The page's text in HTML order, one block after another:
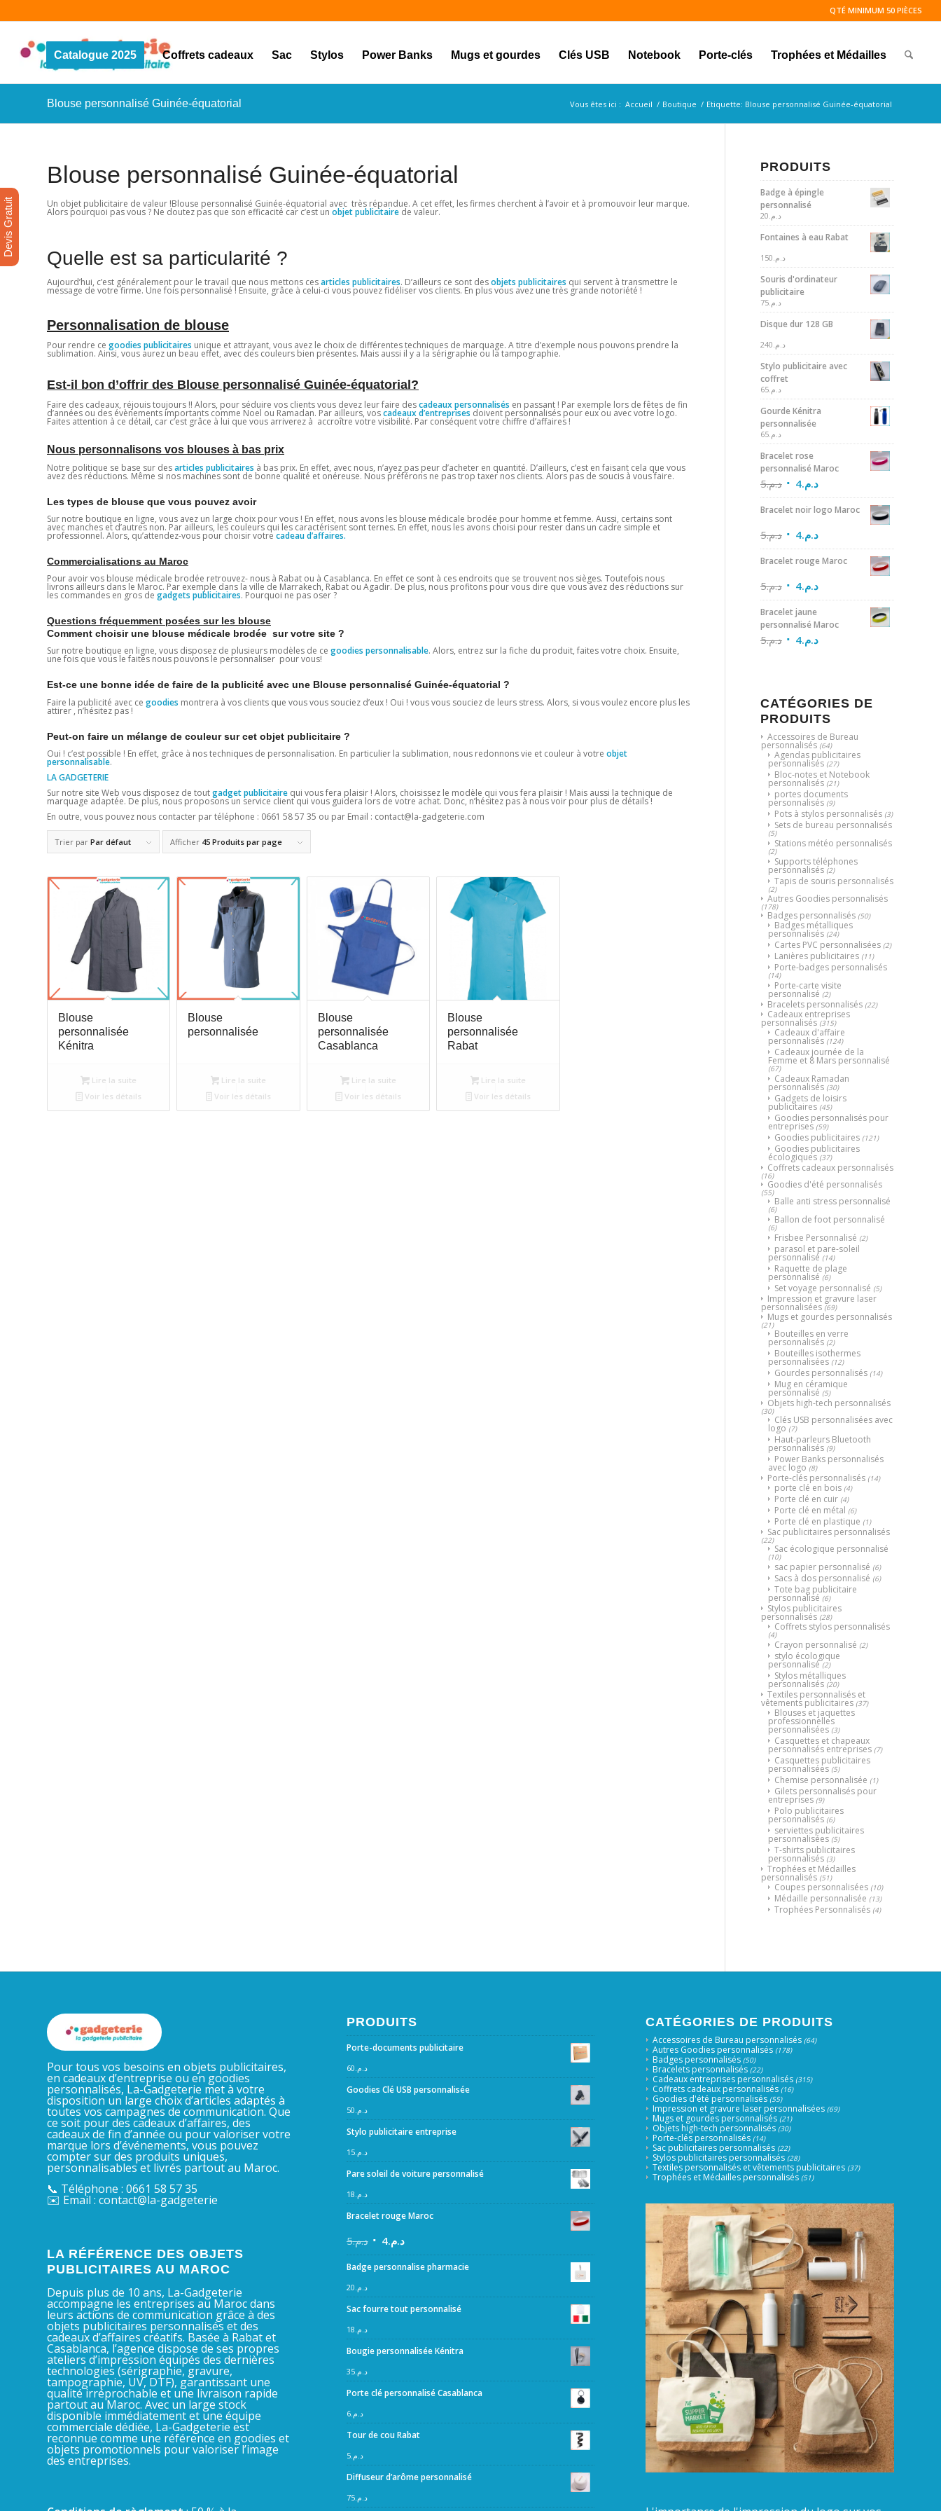
QTÉ MINIMUM 50 PIÈCES
Catalogue 2025 Coffrets cadeaux Sac Stylos Power Banks Mugs et gourdes Clés USB Notebook Porte-clés Trophées et Médailles
Blouse personnalisé Guinée-équatorial Vous êtes ici : Accueil / Boutique / Etiquette: Blouse personnalisé Guinée-équatorial
Blouse personnalisé Guinée-équatorial
Un objet publicitaire de valeur !Blouse personnalisé Guinée-équatorial avec très répandue. A cet effet, les firmes cherchent à l’avoir et à promouvoir leur marque.
Alors pourquoi pas vous ? Ne doutez pas que son efficacité car c’est un objetpublicitaire de valeur.
Quelle est sa particularité ?
Aujourd’hui, c’est généralement pour le travail que nous mettons cesarticles publicitaires. D’ailleurs ce sont desobjets publicitaires qui servent à transmettre le
message de votre firme. Une fois personnalisé ! Ensuite, grâce à celui-ci vous pouvez fidéliser vos clients. En plus vous avez une très grande notoriété !
Personnalisation de blouse
Pour rendre ce goodies publicitaires unique et attrayant, vous avez le choix de différentes techniques de marquage. A titre d’exemple nous pouvons prendre la
sublimation. Ainsi, vous aurez un beau effet, avec des couleurs bien présentes. Mais aussi il y a la sérigraphie ou la tampographie.
Est-il bon d’offrir des Blouse personnalisé Guinée-équatorial?
Faire des cadeaux, réjouis toujours !! Alors, pour séduire vos clients vous devez leur faire descadeaux personnalisés en passant ! Par exemple lors de fêtes de fin
d’années ou des évènements importants comme Noel ou Ramadan. Par ailleurs, voscadeaux d’entreprises doivent personnalisés pour eux ou avec votre logo.
Faites attention à ce détail, car c’est grâce à lui que vous arriverez à accroître votre visibilité. Par conséquent votre chiffre d’affaires !
Nous personnalisons vos blouses à bas prix
Notre politique se base sur desarticles publicitaires à bas prix. En effet, avec nous, n’ayez pas peur d’acheter en quantité. D’ailleurs, c’est en faisant cela que vous
avez des réductions. Même si nos machines sont de bonne qualité et onéreuse. Nous préférons ne pas trop taxer nos clients. Alors pas de soucis à vous faire.
Les types de blouse que vous pouvez avoir
Sur notre boutique en ligne, vous avez un large choix pour vous ! En effet, nous avons les blouse médicale brodée pour homme et femme. Aussi, certains sont
avec manches et d’autres non. Par ailleurs, les couleurs qui les caractérisent sont ternes. En effet, nous les avons choisi pour rester dans un cadre simple et
professionnel. Alors, qu’attendez-vous pour choisir votre cadeau d’affaires.
Commercialisations au Maroc
Pour avoir vos blouse médicale brodée retrouvez- nous à Rabat ou à Casablanca. En effet ce sont à ces endroits que se trouvent nos sièges. Toutefois nous
livrons ailleurs dans le Maroc. Par exemple dans la ville de Marrakech, Rabat ou Agadir. De plus, nous profitons pour vous dire que vous avez des réductions sur
les commandes en gros de gadgets publicitaires. Pourquoi ne pas oser ?
Questions fréquemment posées sur les blouse
Comment choisir une blouse médicale brodée sur votre site ?
Sur notre boutique en ligne, vous disposez de plusieurs modèles de ce goodies personnalisable. Alors, entrez sur la fiche du produit, faites votre choix. Ensuite,
une fois que vous le faites nous pouvons le personnaliser pour vous!
Est-ce une bonne idée de faire de la publicité avec une Blouse personnalisé Guinée-équatorial ?
Faire la publicité avec ce goodies montrera à vos clients que vous vous souciez d’eux ! Oui ! vous vous souciez de leurs stress. Alors, si vous voulez encore plus les
attirer , n’hésitez pas !
Peut-on faire un mélange de couleur sur cet objet publicitaire ?
Oui ! c’est possible ! En effet, grâce à nos techniques de personnalisation. En particulier la sublimation, nous redonnons vie et couleur à votre objet
personnalisable.
LA GADGETERIE
Sur notre site Web vous disposez de toutgadget publicitaire qui vous fera plaisir ! Alors, choisissez le modèle qui vous fera plaisir ! Mais aussi la technique de
marquage adaptée. De plus, nous proposons un service client qui vous guidera lors de votre achat. Donc, n’hésitez pas à nous voir pour plus de détails !
En outre, vous pouvez nous contacter par téléphone : 0661 58 57 35 ou par Email : contact@la-gadgeterie.com
Trier par Par défaut Afficher 45 Produits par page
Blouse
personnalisée
Kénitra
Lire la suite
Voir les détails
Blouse
personnalisée
Lire la suite
Voir les détails
Blouse
personnalisée
Casablanca
Lire la suite
Voir les détails
Blouse
personnalisée
Rabat
Lire la suite
Voir les détails
PRODUITS
Badge à épingle
personnalisé
د.م.20
Fontaines à eau Rabat
د.م.150
Souris d'ordinateur
publicitaire
د.م.75
Disque dur 128 GB
د.م.240
Stylo publicitaire avec
coffret
د.م.65
Gourde Kénitra
personnalisée
د.م.65
Bracelet rose
personnalisé Maroc
د.م.5 د.م.4
Bracelet noir logo Maroc
د.م.5 د.م.4
Bracelet rouge Maroc
د.م.5 د.م.4
Bracelet jaune
personnalisé Maroc
د.م.5 د.م.4
CATÉGORIES DE
PRODUITS
Accessoires de Bureau
personnalisés (64)
Agendas publicitaires
personnalisés (27)
Bloc-notes et Notebook
personnalisés (21)
portes documents
personnalisés (9)
Pots à stylos personnalisés (3)
Sets de bureau personnalisés
(5)
Stations météo personnalisés
(2)
Supports téléphones
personnalisés (2)
Tapis de souris personnalisés
(2)
Autres Goodies personnalisés
(178)
Badges personnalisés (50)
Badges métalliques
personnalisés (24)
Cartes PVC personnalisées (2)
Lanières publicitaires (11)
Porte-badges personnalisés
(14)
Porte-carte visite
personnalisé (2)
Bracelets personnalisés (22)
Cadeaux entreprises
personnalisés (315)
Cadeaux d'affaire
personnalisés (124)
Cadeaux journée de la
Femme et 8 Mars personnalisé
(67)
Cadeaux Ramadan
personnalisés (30)
Gadgets de loisirs
publicitaires (45)
Goodies personnalisés pour
entreprises (59)
Goodies publicitaires (121)
Goodies publicitaires
écologiques (37)
Coffrets cadeaux personnalisés
(16)
Goodies d'été personnalisés
(55)
Balle anti stress personnalisé
(6)
Ballon de foot personnalisé
(6)
Frisbee Personnalisé (2)
parasol et pare-soleil
personnalisé (14)
Raquette de plage
personnalisé (6)
Set voyage personnalisé (5)
Impression et gravure laser
personnalisées (69)
Mugs et gourdes personnalisés
(21)
Bouteilles en verre
personnalisés (2)
Bouteilles isothermes
personnalisées (12)
Gourdes personnalisés (14)
Mug en céramique
personnalisé (5)
Objets high-tech personnalisés
(30)
Clés USB personnalisées avec
logo (7)
Haut-parleurs Bluetooth
personnalisés (9)
Power Banks personnalisés
avec logo (8)
Porte-clés personnalisés (14)
porte clé en bois (4)
Porte clé en cuir (4)
Porte clé en métal (6)
Porte clé en plastique (1)
Sac publicitaires personnalisés
(22)
Sac écologique personnalisé
(10)
sac papier personnalisé (6)
Sacs à dos personnalisé (6)
Tote bag publicitaire
personnalisé (6)
Stylos publicitaires
personnalisés (28)
Coffrets stylos personnalisés
(4)
Crayon personnalisé (2)
stylo écologique
personnalisé (2)
Stylos métalliques
personnalisés (20)
Textiles personnalisés et
vêtements publicitaires (37)
Blouses et jaquettes
professionnelles
personnalisées (3)
Casquettes et chapeaux
personnalisés entreprises (7)
Casquettes publicitaires
personnalisées (5)
Chemise personnalisée (1)
Gilets personnalisés pour
entreprises (9)
Polo publicitaires
personnalisés (6)
serviettes publicitaires
personnalisées (5)
T-shirts publicitaires
personnalisés (3)
Trophées et Médailles
personnalisés (51)
Coupes personnalisées (10)
Médaille personnalisée (13)
Trophées Personnalisés (4)
Pour tous vos besoins en objets publicitaires,
en cadeaux d’entreprise ou en goodies
personnalisés, La-Gadgeterie met à votre
disposition un large choix d’articles adaptés à
toutes vos campagnes de communication. Que
ce soit pour des cadeaux d’affaires, des
cadeaux de fin d’année ou pour valoriser votre
marque lors d’événements, vous pouvez
compter sur des produits uniques,
personnalisables et livrés partout au Maroc.
📞 Téléphone : 0661 58 57 35
✉️ Email : contact@la-gadgeterie
LA RÉFÉRENCE DES OBJETS
PUBLICITAIRES AU MAROC
Depuis plus de 10 ans, La-Gadgeterie
accompagne les entreprises au Maroc dans
leurs actions de communication grâce à des
objets publicitaires personnalisés et des
cadeaux d’affaires créatifs. Basée à Rabat et
Casablanca, l’agence dispose de ses propres
ateliers d’impression équipés des dernières
technologies (sérigraphie, gravure,
tampographie, UV, DTF), garantissant une
qualité irréprochable et une livraison rapide
partout au Maroc. Avec un large stock
disponible immédiatement et une équipe
commerciale dédiée, La-Gadgeterie est
reconnue comme une référence en goodies et
objets promotionnels pour valoriser l’image
des entreprises.
PRODUITS
Porte-documents publicitaire
د.م. 60
Goodies Clé USB personnalisée
د.م. 50
Stylo publicitaire entreprise
د.م.15
Pare soleil de voiture personnalisé
د.م. 18
Bracelet rouge Maroc
د.م.5 د.م.4
Badge personnalise pharmacie
د.م. 20
Sac fourre tout personnalisé
د.م. 18
Bougie personnalisée Kénitra
د.م.35
Porte clé personnalisé Casablanca
د.م.6
Tour de cou Rabat
د.م.5
Diffuseur d’arôme personnalisé
د.م.75
CATÉGORIES DE PRODUITS
Accessoires de Bureau personnalisés (64)
Autres Goodies personnalisés (178)
Badges personnalisés (50)
Bracelets personnalisés (22)
Cadeaux entreprises personnalisés (315)
Coffrets cadeaux personnalisés (16)
Goodies d'été personnalisés (55)
Impression et gravure laser personnalisées (69)
Mugs et gourdes personnalisés (21)
Objets high-tech personnalisés (30)
Porte-clés personnalisés (14)
Sac publicitaires personnalisés (22)
Stylos publicitaires personnalisés (28)
Textiles personnalisés et vêtements publicitaires (37)
Trophées et Médailles personnalisés (51)
Devis Gratuit